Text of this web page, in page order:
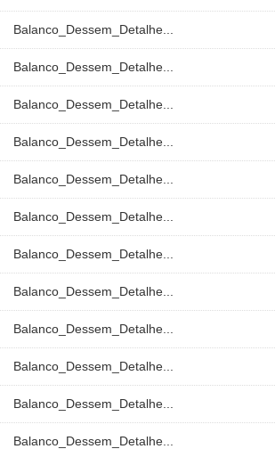
Balanco_Dessem_Detalhe...
Balanco_Dessem_Detalhe...
Balanco_Dessem_Detalhe...
Balanco_Dessem_Detalhe...
Balanco_Dessem_Detalhe...
Balanco_Dessem_Detalhe...
Balanco_Dessem_Detalhe...
Balanco_Dessem_Detalhe...
Balanco_Dessem_Detalhe...
Balanco_Dessem_Detalhe...
Balanco_Dessem_Detalhe...
Balanco_Dessem_Detalhe...